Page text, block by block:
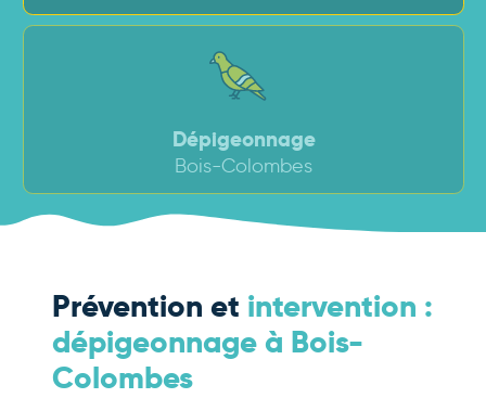
Dépigeonnage
Bois-Colombes
Prévention et intervention :
dépigeonnage à Bois-
Colombes